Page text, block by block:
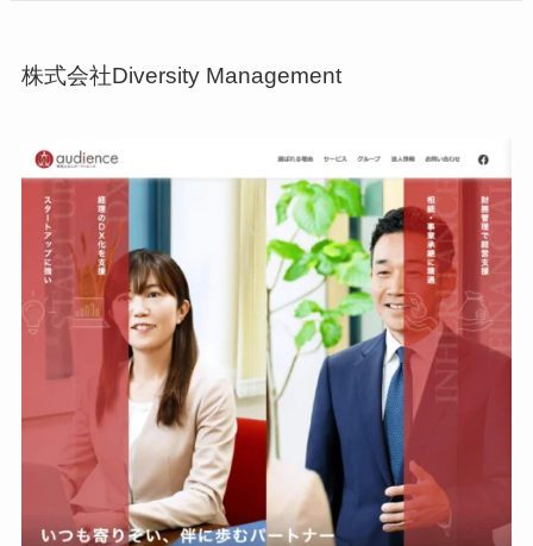
株式会社Diversity Management